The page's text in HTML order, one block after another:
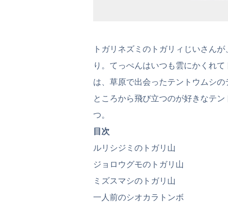
トガリネズミのトガリィじいさん
り。てっぺんはいつも雲にかくれ
は、草原で出会ったテントウムシ
ところから飛び立つのが好きなテ
つ。
目次
ルリシジミのトガリ山
ジョロウグモのトガリ山
ミズスマシのトガリ山
一人前のシオカラトンボ